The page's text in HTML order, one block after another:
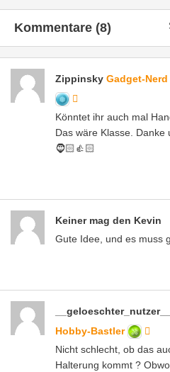
Kommentare (8)
Zippinsky Gadget-Nerd
Könntet ihr auch mal
Das wäre Klasse. Danke
🧔🏻👍🏻
Keiner mag den Kevin
Gute Idee, und es muss
__geloeschter_nutzer__
Hobby-Bastler
Nicht schlecht, ob das
Halterung kommt ?